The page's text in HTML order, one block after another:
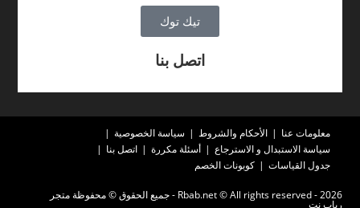
تيك توك
اتصل بنا
معلومات عنا الأحكام والشروط
سياسة الخصوصية
سياسة الاستبدال و الاسترجاع
أسئلة مكررة
اتصل بنا
جدول القياسات
كوبونات الخصم
2026 - Rbab.net © All rights reserved - جميع الحقوق © محفوظة متجر
رباب نت